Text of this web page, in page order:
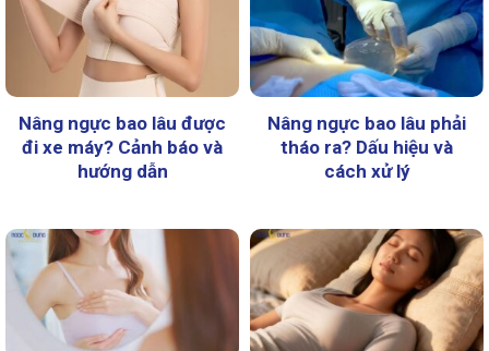
Nâng ngực bao lâu được
đi xe máy? Cảnh báo và
hướng dẫn
Nâng ngực bao lâu phải
tháo ra? Dấu hiệu và
cách xử lý